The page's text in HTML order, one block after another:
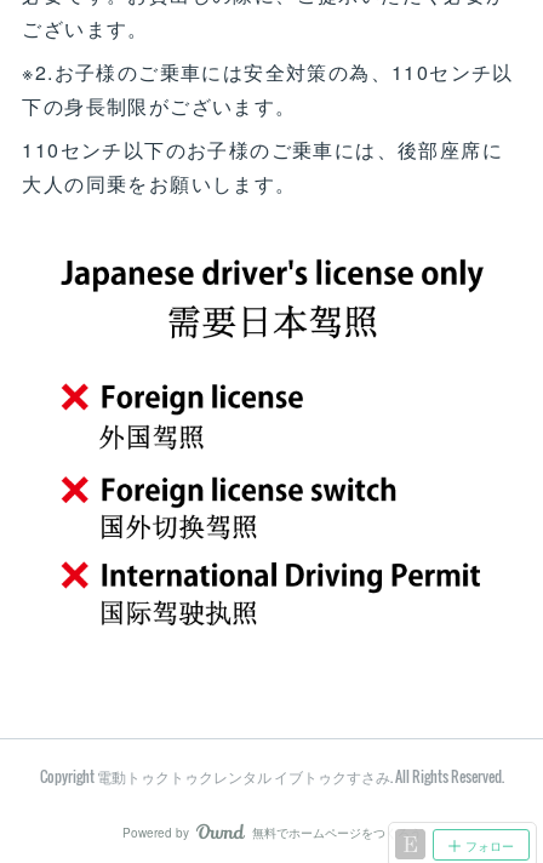
ございます。
※2.お子様のご乗車には安全対策の為、110センチ以
下の身長制限がございます。
110センチ以下のお子様のご乗車には、後部座席に
大人の同乗をお願いします。
フォロー
Copyright 電動トゥクトゥクレンタル イブトゥクすさみ. All Rights Reserved.
Powered by AmebaOwnd
無料でホームページをつくろう